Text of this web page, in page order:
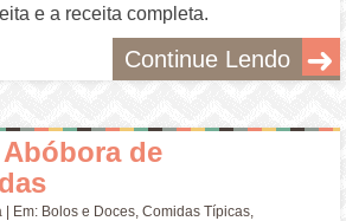
e a receita completa.
Continue Lendo
de
| Em: Bolos e Doces,Comidas Típicas,